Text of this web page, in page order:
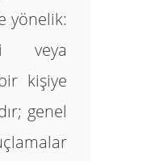
yönelik:
veya
kişiye
genel